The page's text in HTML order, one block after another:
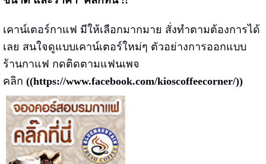
เคาน์เตอร์กาแฟ มีให้เลือกมากมาย สั่งทำตามต้องการได้
เลย สนใจดูแบบเคาน์เตอร์ใหม่ๆ ตัวอย่างการออกแบบ
ร้านกาแฟ กดติดตามแฟนเพจ
คลิก ((https://www.facebook.com/kioscoffeecorner/))